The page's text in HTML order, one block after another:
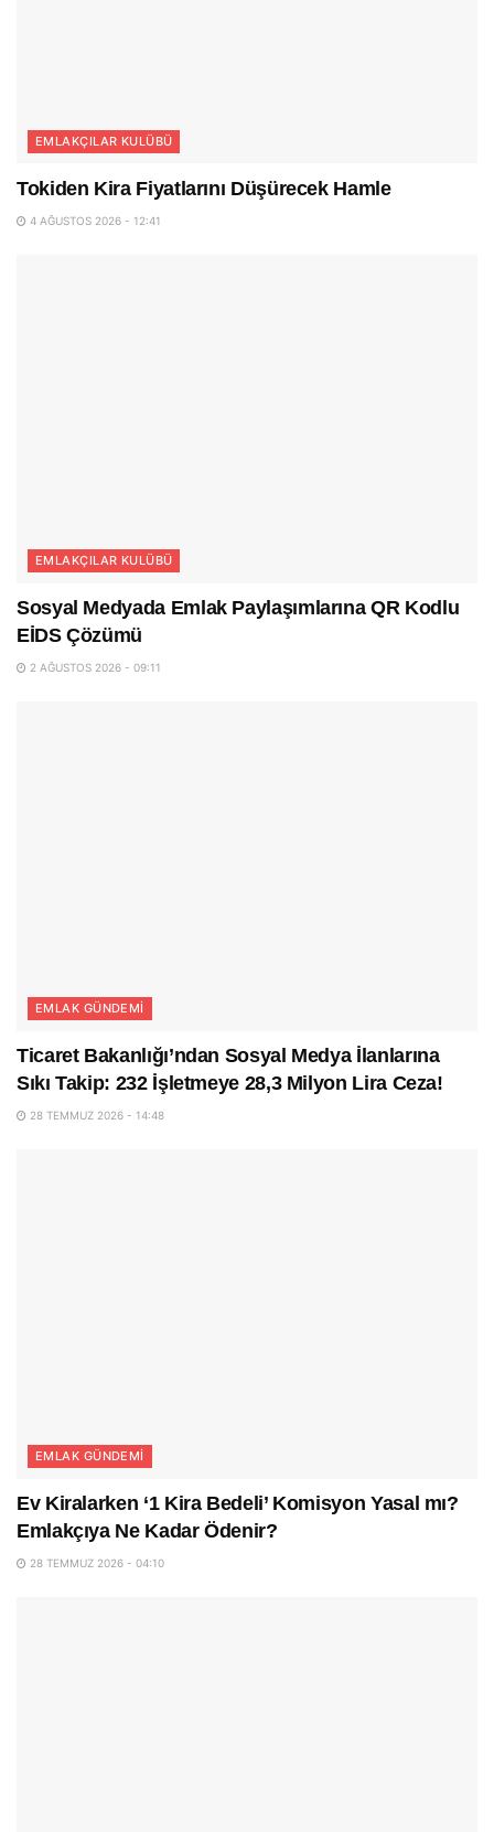
EMLAKÇILAR KULÜBÜ
Tokiden Kira Fiyatlarını Düşürecek Hamle
4 AĞUSTOS 2026 - 12:41
EMLAKÇILAR KULÜBÜ
Sosyal Medyada Emlak Paylaşımlarına QR Kodlu
EİDS Çözümü
2 AĞUSTOS 2026 - 09:11
EMLAK GÜNDEMI
Ticaret Bakanlığı’ndan Sosyal Medya İlanlarına
Sıkı Takip: 232 İşletmeye 28,3 Milyon Lira Ceza!
28 TEMMUZ 2026 - 14:48
EMLAK GÜNDEMI
Ev Kiralarken ‘1 Kira Bedeli’ Komisyon Yasal mı?
Emlakçıya Ne Kadar Ödenir?
28 TEMMUZ 2026 - 04:10